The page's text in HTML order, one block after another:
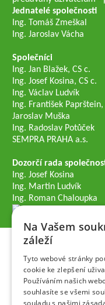
Jednatelé společnosti
Ing. Tomáš Zmeškal
Ing. Jaroslav Vácha
Společníci
Ing. Jan Blažek, CS c.
Ing. Josef Kosina, CS c.
Ing. Václav Ludvík
Ing. František Paprštein,
Jaroslav Muška
Ing. Radoslav Potůček
SEMPRA PRAHA a.s.
Dozorčí rada
Ing. Josef Kosina
Ing. Martin Ludvík
Ing. Roman Chaloupka
Na Vašem
záleží
Tyto webové stránky
cookie ke zlepšení
Používáním našich
souhlasíte se všemi
souladu s našimi